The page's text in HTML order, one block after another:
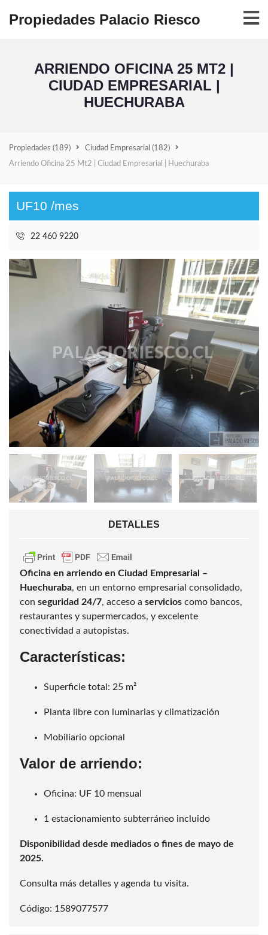
Propiedades Palacio Riesco
ARRIENDO OFICINA 25 MT2 |
CIUDAD EMPRESARIAL |
HUECHURABA
Propiedades (189) Ciudad Empresarial (182)
Arriendo Oficina 25 Mt2 | Ciudad Empresarial | Huechuraba
UF10 /mes
22 460 9220
DETALLES
Oficina en arriendo en Ciudad Empresarial –
Huechuraba, en un entorno empresarial consolidado,
con seguridad 24/7, acceso a servicios como bancos,
restaurantes y supermercados, y excelente
conectividad a autopistas.
Características:
Superficie total: 25 m²
Planta libre con luminarias y climatización
Mobiliario opcional
Valor de arriendo:
Oficina: UF 10 mensual
1 estacionamiento subterráneo incluido
Disponibilidad desde mediados o fines de mayo de
2025.
Consulta más detalles y agenda tu visita.
Código: 1589077577